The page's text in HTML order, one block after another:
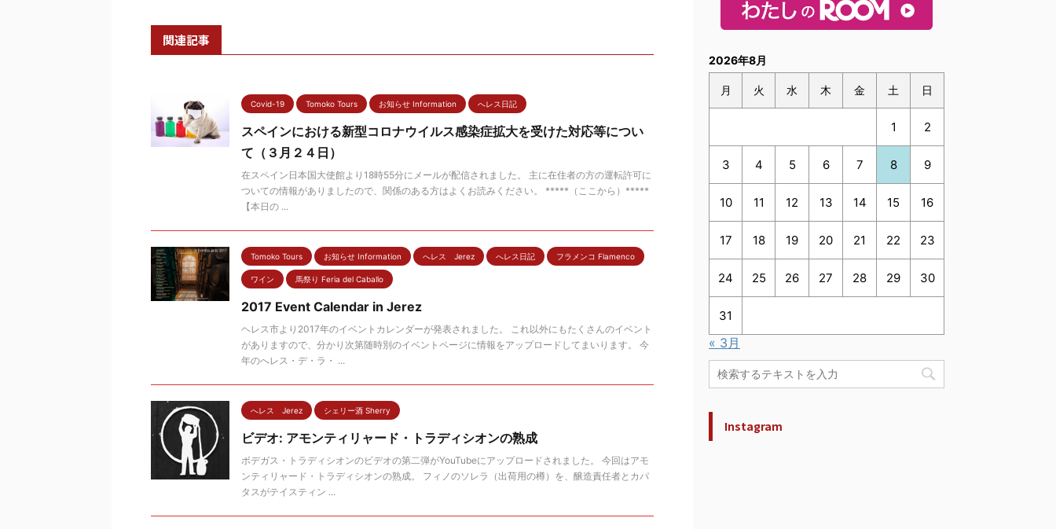
関連記事
Covid-19 Tomoko Tours お知らせ Information へレス日記
スペインにおける新型コロナウイルス感染症拡大を受けた対応等につい
て（３月２４日）
在スペイン日本国大使館より18時55分にメールが配信されました。 主に在住者の方の運転許可に
ついての情報がありましたので、関係のある方はよくお読みください。 *****（ここから）*****
【本日の ...
Tomoko Tours お知らせ Information へレス Jerez へレス日記 フラメンコ Flamenco
ワイン 馬祭り Feria del Caballo
2017 Event Calendar in Jerez
ヘレス市より2017年のイベントカレンダーが発表されました。 これ以外にもたくさんのイベント
がありますので、分かり次第随時別のイベントページに情報をアップロードしてまいります。 今
年のへレス・デ・ラ・ ...
へレス Jerez シェリー酒 Sherry
ビデオ: アモンティリャード・トラディシオンの熟成
ボデガス・トラディシオンのビデオの第二弾がYouTubeにアップロードされました。 今回はアモ
ンティリャード・トラディシオンの熟成。 フィノのソレラ（出荷用の樽）を、醸造責任者とカパ
タスがテイスティン ...
2026年8月
月 火 水 木 金 土 日
1 2
3 4 5 6 7 8 9
10 11 12 13 14 15 16
17 18 19 20 21 22 23
24 25 26 27 28 29 30
31
« 3月
Instagram